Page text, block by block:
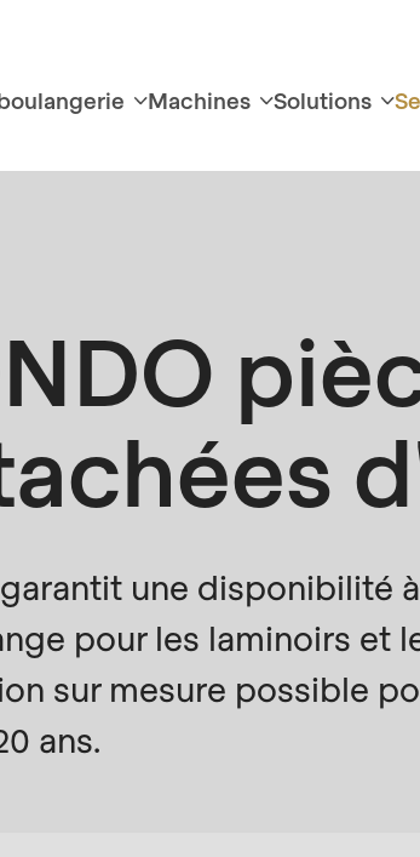
Machines Solutions
garantit une disponibilité
pour les laminoirs et
sur mesure possible
ans.